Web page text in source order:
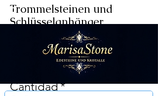
Trommelsteinen und
Schlüsselanhänger
29,00 €Precio
Impuesto incluido|DE 6.99 / Ö 14.99
Cantidad*